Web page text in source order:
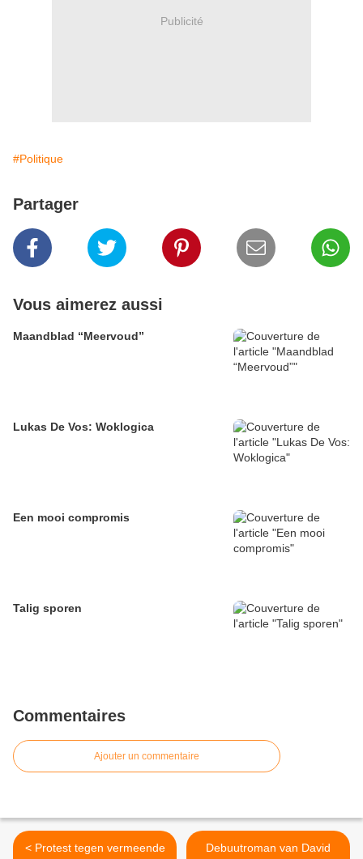
Publicité
#Politique
Partager
Vous aimerez aussi
Maandblad “Meervoud”
Lukas De Vos: Woklogica
Een mooi compromis
Talig sporen
Commentaires
Ajouter un commentaire
< Protest tegen vermeende
Debuutroman van David